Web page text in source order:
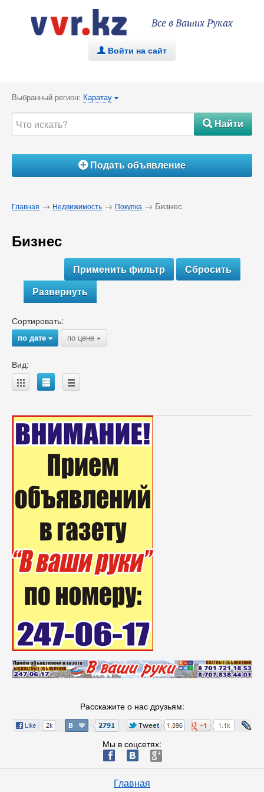
Все в Ваших Руках
. Войти на сайт
Выбранный регион: Каратау {
#Найти
ÁПодать объявление
Главная → Недвижимость → Покупка → Бизнес
Бизнес
Развернуть
Сортировать:
по дате{ по цене {
Вид:
A B C
Расскажите о нас друзьям:
Мы в соцсетях:
ä æ è
Главная